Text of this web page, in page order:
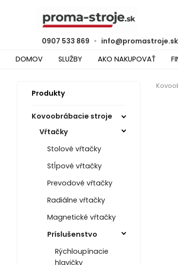
0907 533 869 • info@promastroje.sk
DOMOV SLUŽBY AKO NAKUPOVAŤ
Produkty
Kovoobrábacie stroje
Vŕtačky
Stolové vŕtačky
Stĺpové vŕtačky
Prevodové vŕtačky
Radiálne vŕtačky
Magnetické vŕtačky
Príslušenstvo
Rýchloupínacie
hlavičky